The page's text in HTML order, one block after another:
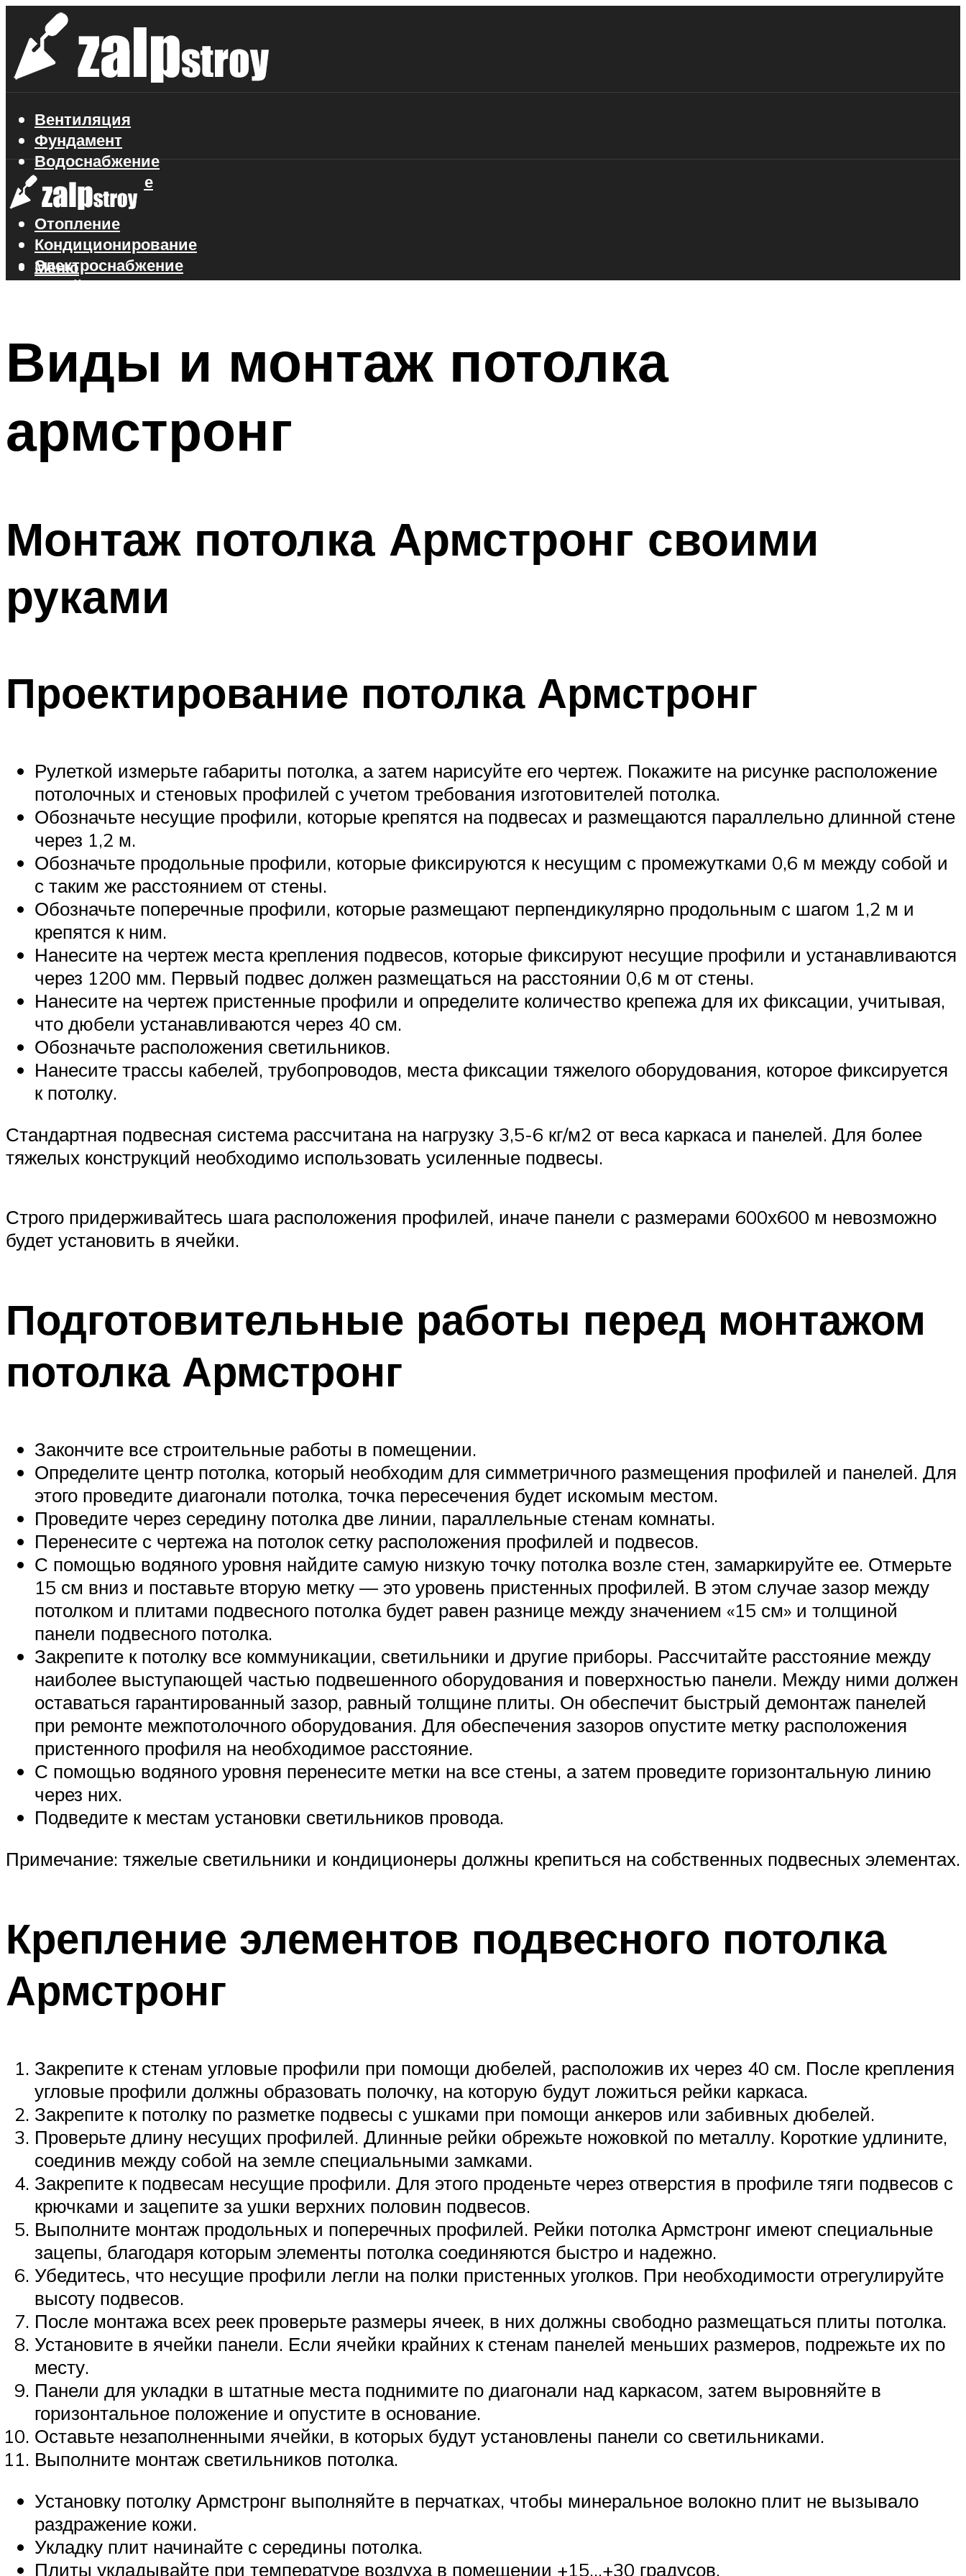
Вентиляция
Фундамент
Водоснабжение
Газоснабжение
Канализация
Отопление
Кондиционирование
Электроснабжение
Стройматериалы
Меню
Виды и монтаж потолка
армстронг
Монтаж потолка Армстронг своими
руками
Проектирование потолка Армстронг
Рулеткой измерьте габариты потолка, а затем нарисуйте его чертеж. Покажите на рисунке расположение
потолочных и стеновых профилей с учетом требования изготовителей потолка.
Обозначьте несущие профили, которые крепятся на подвесах и размещаются параллельно длинной стене
через 1,2 м.
Обозначьте продольные профили, которые фиксируются к несущим с промежутками 0,6 м между собой и
с таким же расстоянием от стены.
Обозначьте поперечные профили, которые размещают перпендикулярно продольным с шагом 1,2 м и
крепятся к ним.
Нанесите на чертеж места крепления подвесов, которые фиксируют несущие профили и устанавливаются
через 1200 мм. Первый подвес должен размещаться на расстоянии 0,6 м от стены.
Нанесите на чертеж пристенные профили и определите количество крепежа для их фиксации, учитывая,
что дюбели устанавливаются через 40 см.
Обозначьте расположения светильников.
Нанесите трассы кабелей, трубопроводов, места фиксации тяжелого оборудования, которое фиксируется
к потолку.
Стандартная подвесная система рассчитана на нагрузку 3,5-6 кг/м2 от веса каркаса и панелей. Для более
тяжелых конструкций необходимо использовать усиленные подвесы.
Строго придерживайтесь шага расположения профилей, иначе панели с размерами 600х600 м невозможно
будет установить в ячейки.
Подготовительные работы перед монтажом
потолка Армстронг
Закончите все строительные работы в помещении.
Определите центр потолка, который необходим для симметричного размещения профилей и панелей. Для
этого проведите диагонали потолка, точка пересечения будет искомым местом.
Проведите через середину потолка две линии, параллельные стенам комнаты.
Перенесите с чертежа на потолок сетку расположения профилей и подвесов.
С помощью водяного уровня найдите самую низкую точку потолка возле стен, замаркируйте ее. Отмерьте
15 см вниз и поставьте вторую метку — это уровень пристенных профилей. В этом случае зазор между
потолком и плитами подвесного потолка будет равен разнице между значением «15 см» и толщиной
панели подвесного потолка.
Закрепите к потолку все коммуникации, светильники и другие приборы. Рассчитайте расстояние между
наиболее выступающей частью подвешенного оборудования и поверхностью панели. Между ними должен
оставаться гарантированный зазор, равный толщине плиты. Он обеспечит быстрый демонтаж панелей
при ремонте межпотолочного оборудования. Для обеспечения зазоров опустите метку расположения
пристенного профиля на необходимое расстояние.
С помощью водяного уровня перенесите метки на все стены, а затем проведите горизонтальную линию
через них.
Подведите к местам установки светильников провода.
Примечание: тяжелые светильники и кондиционеры должны крепиться на собственных подвесных элементах.
Крепление элементов подвесного потолка
Армстронг
Закрепите к стенам угловые профили при помощи дюбелей, расположив их через 40 см. После крепления
угловые профили должны образовать полочку, на которую будут ложиться рейки каркаса.
Закрепите к потолку по разметке подвесы с ушками при помощи анкеров или забивных дюбелей.
Проверьте длину несущих профилей. Длинные рейки обрежьте ножовкой по металлу. Короткие удлините,
соединив между собой на земле специальными замками.
Закрепите к подвесам несущие профили. Для этого проденьте через отверстия в профиле тяги подвесов с
крючками и зацепите за ушки верхних половин подвесов.
Выполните монтаж продольных и поперечных профилей. Рейки потолка Армстронг имеют специальные
зацепы, благодаря которым элементы потолка соединяются быстро и надежно.
Убедитесь, что несущие профили легли на полки пристенных уголков. При необходимости отрегулируйте
высоту подвесов.
После монтажа всех реек проверьте размеры ячеек, в них должны свободно размещаться плиты потолка.
Установите в ячейки панели. Если ячейки крайних к стенам панелей меньших размеров, подрежьте их по
месту.
Панели для укладки в штатные места поднимите по диагонали над каркасом, затем выровняйте в
горизонтальное положение и опустите в основание.
Оставьте незаполненными ячейки, в которых будут установлены панели со светильниками.
Выполните монтаж светильников потолка.
Установку потолку Армстронг выполняйте в перчатках, чтобы минеральное волокно плит не вызывало
раздражение кожи.
Укладку плит начинайте с середины потолка.
Плиты укладывайте при температуре воздуха в помещении +15…+30 градусов.